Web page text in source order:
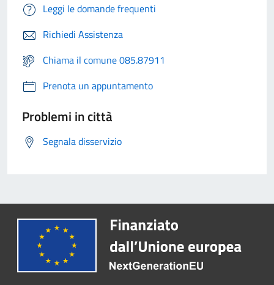
Leggi le domande frequenti
Richiedi Assistenza
Chiama il comune 085.87911
Prenota un appuntamento
Problemi in città
Segnala disservizio